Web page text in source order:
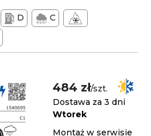
D
C
484 zł/szt.
Dostawa za 3 dni
Wtorek
Montaż w serwisie